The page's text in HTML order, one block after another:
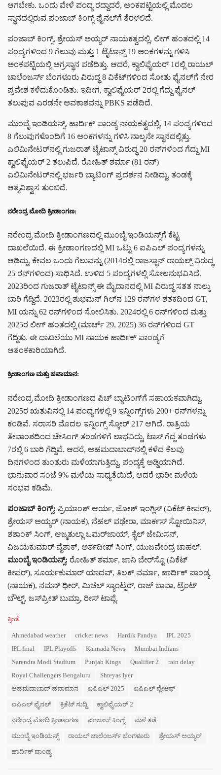
ಆಗಬೇಕು. ಒಂದು ವೇಳೆ ಪಂದ್ಯ ರದ್ದಾದರೆ, ಅಂಕಪಟ್ಟಿಯಲ್ಲಿ ಮೊದಲ
ಸ್ಥಾನದಲ್ಲಿರುವ ಪಂಜಾಬ್ ಕಿಂಗ್ಸ್ ಫೈನಲ್‌ಗೆ ತೆರಳಲಿದೆ.
ಪಂಜಾಬ್ ಕಿಂಗ್ಸ್, ಶ್ರೇಯಸ್ ಅಯ್ಯರ್ ನಾಯಕತ್ವದಲ್ಲಿ, ಲೀಗ್ ಹಂತದಲ್ಲಿ 14
ಪಂದ್ಯಗಳಿಂದ 9 ಗೆಲುವು ಮತ್ತು 1 ಟೈಟಾನ್ಸ್ 19 ಅಂಕಗಳನ್ನು ಗಳಿಸಿ
ಅಂಕಪಟ್ಟಿಯಲ್ಲಿ ಅಗ್ರಸ್ಥಾನ ಪಡೆದಿತ್ತು. ಆದರೆ, ಕ್ವಾಲಿಫೈಯರ್ 1ರಲ್ಲಿ ರಾಯಲ್
ಚಾಲೆಂಜರ್ಸ್ ಬೆಂಗಳೂರು ವಿರುದ್ಧ 8 ವಿಕೆಟ್‌ಗಳಿಂದ ಸೋತು ಫೈನಲ್‌ಗೆ ನೇರ
ಪ್ರವೇಶ ಕಳೆದುಕೊಂಡಿತು. ಇದೀಗ, ಕ್ವಾಲಿಫೈಯರ್ 2ರಲ್ಲಿ ಗೆದ್ದು ಫೈನಲ್
ತಲುಪುವ ಎರಡನೇ ಅವಕಾಶವನ್ನು PBKS ಪಡೆದಿದೆ.
ಮುಂಬೈ ಇಂಡಿಯನ್ಸ್, ಹಾರ್ದಿಕ್ ಪಾಂಡ್ಯ ನಾಯಕತ್ವದಲ್ಲಿ, 14 ಪಂದ್ಯಗಳಿಂದ
8 ಗೆಲುವುಗಳೊಂದಿಗೆ 16 ಅಂಕಗಳನ್ನು ಗಳಿಸಿ ನಾಲ್ಕನೇ ಸ್ಥಾನದಲ್ಲಿತ್ತು.
ಎಲಿಮಿನೇಟರ್‌ನಲ್ಲಿ ಗುಜರಾತ್ ಟೈಟಾನ್ಸ್ ವಿರುದ್ಧ 20 ರನ್‌ಗಳಿಂದ ಗೆದ್ದು MI
ಕ್ವಾಲಿಫೈಯರ್ 2 ತಲುಪಿದೆ. ರೋಹಿತ್ ಶರ್ಮಾ (81 ರನ್)
ಎಲಿಮಿನೇಟರ್‌ನಲ್ಲಿ ಭರ್ಜರಿ ಬ್ಯಾಟಿಂಗ್ ಪ್ರದರ್ಶನ ನೀಡಿದ್ದು, ತಂಡಕ್ಕೆ
ಆತ್ಮವಿಶ್ವಾಸ ತುಂಬಿದೆ.
ನರೇಂದ್ರ ಮೋದಿ ಕ್ರೀಡಾಂಗಣ:
ನರೇಂದ್ರ ಮೋದಿ ಕ್ರೀಡಾಂಗಣದಲ್ಲಿ ಮುಂಬೈ ಇಂಡಿಯನ್ಸ್‌ಗೆ ಕೆಟ್ಟ
ದಾಖಲೆಯಿದೆ. ಈ ಕ್ರೀಡಾಂಗಣದಲ್ಲಿ MI ಒಟ್ಟು 6 ಐಪಿಎಲ್ ಪಂದ್ಯಗಳನ್ನು
ಆಡಿದ್ದು, ಕೇವಲ ಒಂದು ಗೆಲುವನ್ನು (2014ರಲ್ಲಿ ರಾಜಸ್ಥಾನ್ ರಾಯಲ್ಸ್ ವಿರುದ್ಧ
25 ರನ್‌ಗಳಿಂದ) ಸಾಧಿಸಿದೆ. ಉಳಿದ 5 ಪಂದ್ಯಗಳಲ್ಲಿ ಸೋಲನುಭವಿಸಿದೆ.
2023ರಿಂದ ಗುಜರಾತ್ ಟೈಟಾನ್ಸ್ ಈ ಮೈದಾನದಲ್ಲಿ MI ವಿರುದ್ಧ ಸತತ ನಾಲ್ಕು
ಬಾರಿ ಗೆದ್ದಿದೆ. 2023ರಲ್ಲಿ ಶುಭಮನ್ ಗಿಲ್‌ನ 129 ರನ್‌ಗಳ ಶತಕದಿಂದ GT,
MI ಯನ್ನು 62 ರನ್‌ಗಳಿಂದ ಸೋಲಿಸಿತು. 2024ರಲ್ಲಿ 6 ರನ್‌ಗಳಿಂದ ಮತ್ತು
2025ರ ಲೀಗ್ ಹಂತದಲ್ಲಿ (ಮಾರ್ಚ್ 29, 2025) 36 ರನ್‌ಗಳಿಂದ GT
ಗೆದ್ದಿತು. ಈ ದಾಖಲೆಯು MI ನಾಯಕ ಹಾರ್ದಿಕ್ ಪಾಂಡ್ಯಗೆ
ಆತಂಕಕಾರಿಯಾಗಿದೆ.
ಕ್ರೀಡಾಂಗಣ ಮತ್ತು ಹವಾಮಾನ:
ನರೇಂದ್ರ ಮೋದಿ ಕ್ರೀಡಾಂಗಣದ ಪಿಚ್ ಬ್ಯಾಟಿಂಗ್‌ಗೆ ಸಹಾಯಕವಾಗಿದ್ದು,
2025ರ ಋತುವಿನಲ್ಲಿ 14 ಪಂದ್ಯಗಳಲ್ಲಿ 9 ಇನ್ನಿಂಗ್ಸ್‌ಗಳು 200+ ರನ್‌ಗಳನ್ನು
ಕಂಡಿವೆ. ಸರಾಸರಿ ಮೊದಲ ಇನ್ನಿಂಗ್ಸ್ ಸ್ಕೋರ್ 217 ಆಗಿದೆ. ರಾತ್ರಿಯ
ತೇವಾಂಶದಿಂದ ಚೇಸಿಂಗ್ ತಂಡಗಳಿಗೆ ಲಾಭವಿದ್ದು, ಟಾಸ್ ಗೆದ್ದ ತಂಡಗಳು
7ರಲ್ಲಿ 6 ಬಾರಿ ಗೆದ್ದಿವೆ. ಆದರೆ, ಅಹಮದಾಬಾದ್‌ನಲ್ಲಿ ಕಳೆದ ಕೆಲವು
ದಿನಗಳಿಂದ ತುಂತುರು ಮಳೆಯಾಗುತ್ತಿದ್ದು, ಪಂದ್ಯಕ್ಕೆ ಅಡ್ಡಿಯಾಗಿದೆ.
ಭಾನುವಾರ ಸಂಜೆ 9% ಮಳೆಯ ಸಾಧ್ಯತೆಯಿದೆ, ಆದರೆ ಭಾರೀ ಮಳೆಯ
ಸಂಭವ ಕಡಿಮೆ.
ಪಂಜಾಬ್ ಕಿಂಗ್ಸ್: ಪ್ರಿಯಾಂಶ್ ಆರ್ಯ, ಜೋಶ್ ಇಂಗ್ಲಿಸ್ (ವಿಕೆಟ್ ಕೀಪರ್),
ಶ್ರೇಯಸ್ ಅಯ್ಯರ್ (ನಾಯಕ), ನೆಹಲ್ ವಢೇರಾ, ಮಾರ್ಕಸ್ ಸ್ಟೋಯಿನಿಸ್,
ಶಶಾಂಕ್ ಸಿಂಗ್, ಆಜ್ಮತುಲ್ಲಾ ಒಮರ್‌ಜಾಯ್, ಕೈಲ್ ಜೇಮಿಸನ್,
ವಿಜಯಕುಮಾರ್ ವೈಶಾಕ್, ಅರ್ಶದೀಪ್ ಸಿಂಗ್, ಯುಜವೇಂದ್ರ ಚಾಹಲ್.
ಮುಂಬೈ ಇಂಡಿಯನ್ಸ್: ರೋಹಿತ್ ಶರ್ಮಾ, ಜಾನಿ ಬೇರ್‌ಸ್ಟೊ (ವಿಕೆಟ್
ಕೀಪರ್), ಸೂರ್ಯಕುಮಾರ್ ಯಾದವ್, ತಿಲಕ್ ವರ್ಮಾ, ಹಾರ್ದಿಕ್ ಪಾಂಡ್ಯ
(ನಾಯಕ), ನಮನ್ ಧೀರ್, ಮಿಚೆಲ್ ಸ್ಯಾಂಟ್ನರ್, ರಾಜ್ ಬಾವಾ, ಟ್ರೆಂಟ್
ಬೌಲ್ಟ್, ಜಸ್‌ಪ್ರೀತ್ ಬುಮ್ರಾ, ರೀಸ್ ಟಾಪ್ಲೆ.
C
ಕ್ರೀಡೆ
Ahmedabad weather cricket news Hardik Pandya
IPL 2025
IPL final
IPL Playoffs Kannada News
Mumbai Indians
Narendra Modi Stadium
Punjab Kings Qualifier 2
rain delay
Royal Challengers Bengaluru
Shreyas Iyer
ಅಹಮದಾಬಾದ್ ಹವಾಮಾನ
ಐಪಿಎಲ್ 2025 ಐಪಿಎಲ್ ಪ್ಲೇಆಫ್
ಐಪಿಎಲ್ ಫೈನಲ್ ಕ್ರಿಕೆಟ್ ಸುದ್ದಿ ಕ್ವಾಲಿಫೈಯರ್ 2
ನರೇಂದ್ರ ಮೋದಿ ಕ್ರೀಡಾಂಗಣ ಪಂಜಾಬ್ ಕಿಂಗ್ಸ್ ಮಳೆ ತಡೆ
ಮುಂಬೈ ಇಂಡಿಯನ್ಸ್ ರಾಯಲ್ ಚಾಲೆಂಜರ್ಸ್ ಬೆಂಗಳೂರು ಶ್ರೇಯಸ್ ಅಯ್ಯರ್
ಹಾರ್ದಿಕ್ ಪಾಂಡ್ಯ